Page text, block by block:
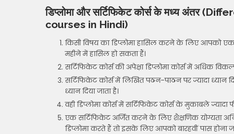
डिप्लोमा और सर्टिफिकेट कोर्स के मध्य अंतर
courses in Hindi)
किसी विषय का डिप्लोमा हासिल करने के लिए आपको
महीने में हासिल हो सकता हैं।
सर्टिफिकेट कोर्स की अपेक्षा डिप्लोमा कोर्स में अधिक
सर्टिफिकेट कोर्स में लिखित पठन-पाठन पर ज्यादा ध्यान
ध्यान दिया जाता है।
वही डिप्लोमा कोर्स में सर्टिफिकेट कोर्स के मुकाबले ज्यादा
एक सर्टिफिकेट अर्जित करने के लिए शैक्षणिक योग्यता
डिप्लोमा करते हैं तो इसके लिए आपको बारहवीं पास